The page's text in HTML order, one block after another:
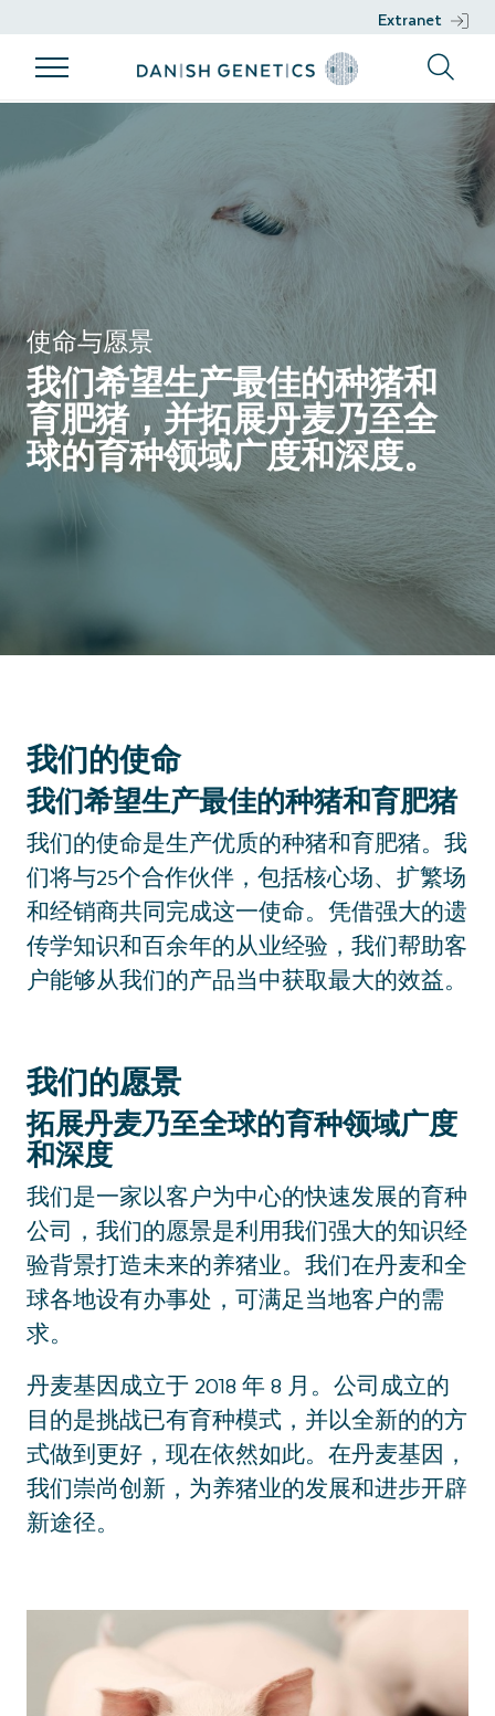
Extranet
产品
品种
精液
我们的育种
我们的育种
计划
育种目标
可持续发展
健康
基因工作
DGENES
表型信息
基因组选择
开发项目
支持
核心群管理
关于我们
使命与愿景
我们希望生产最佳的种猪和
育肥猪，并拓展丹麦乃至全
球的育种领域广度和深度。
我们的使命
我们希望生产最佳的种猪和育肥猪
我们的使命是生产优质的种猪和育肥猪。我
们将与25个合作伙伴，包括核心场、扩繁场
和经销商共同完成这一使命。凭借强大的遗
传学知识和百余年的从业经验，我们帮助客
户能够从我们的产品当中获取最大的效益。
我们的愿景
拓展丹麦乃至全球的育种领域广度
和深度
我们是一家以客户为中心的快速发展的育种
公司，我们的愿景是利用我们强大的知识经
验背景打造未来的养猪业。我们在丹麦和全
球各地设有办事处，可满足当地客户的需
求。
丹麦基因成立于 2018 年 8 月。公司成立的
目的是挑战已有育种模式，并以全新的的方
式做到更好，现在依然如此。在丹麦基因，
我们崇尚创新，为养猪业的发展和进步开辟
新途径。